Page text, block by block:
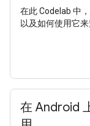
在此 Codelab 中
以及如何使用它
在 Android